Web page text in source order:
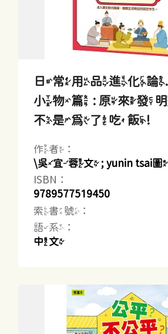
日常用品進化論.
小物篇 : 原來發
不是為了吃飯!
作者：
\吳宜蓉文 ; yunin tsai圖
ISBN：
9789577519450
索書號：
語系：
中文